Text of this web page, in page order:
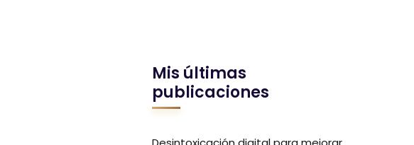
Mis últimas
publicaciones